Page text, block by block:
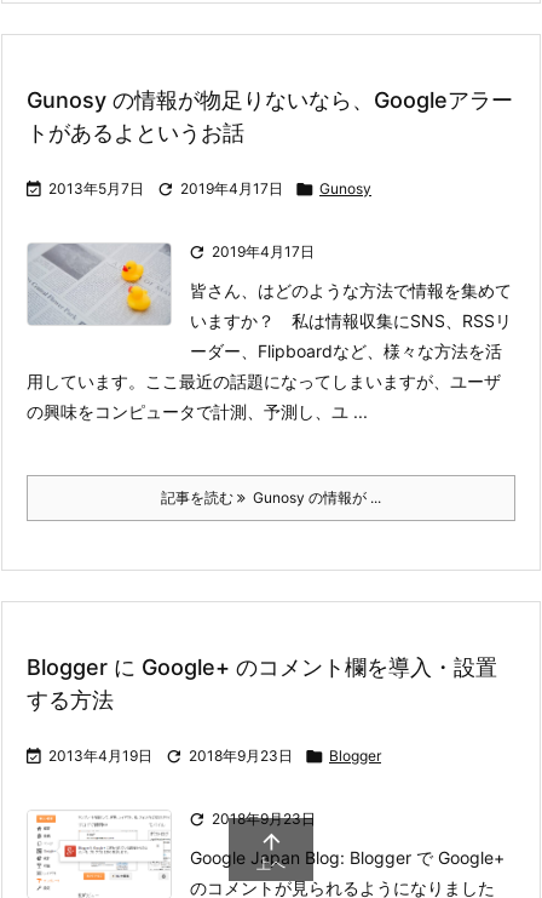
Gunosy の情報が物足りないなら、Googleアラー
トがあるよというお話
 2013年5月7日  2019年4月17日  Gunosy
 2019年4月17日
皆さん、はどのような方法で情報を集めて
いますか？ 私は情報収集にSNS、RSSリ
ーダー、Flipboardなど、様々な方法を活
用しています。
ここ最近の話題になってしまいますが、ユーザ
の興味をコンピュータで計測、予測し、ユ ...
記事を読む Gunosy の情報が ...
Blogger に Google+ のコメント欄を導入・設置
する方法
 2013年4月19日  2018年9月23日  Blogger
 2018年9月23日
Google Japan Blog: Blogger で Google+
のコメントが見られるようになりました

上へ